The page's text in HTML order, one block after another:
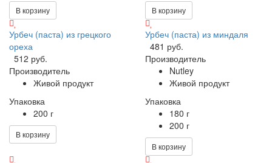
В корзину В корзину
Урбеч (паста) из грецкого
ореха
512 руб.
Производитель
Живой продукт
Упаковка
200 г
В корзину
Урбеч (паста) из миндаля
481 руб.
Производитель
Nutley
Живой продукт
Упаковка
180 г
200 г
В корзину